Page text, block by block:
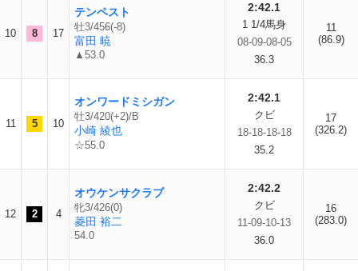
10 8 17
テンペスト
牡3/456(-8)
富田 暁
▲53.0
2:42.1
1 1/4馬身
08-09-08-05
36.3
11
(86.9)
11 5 10
オンワードミシガン
牡3/420(+2)/B
小崎 綾也
☆55.0
2:42.1
クビ
18-18-18-18
35.2
17
(326.2)
12 2 4
オウケンサクラブ
牝3/426(0)
菱田 裕二
54.0
2:42.2
クビ
11-09-10-13
36.0
16
(283.0)